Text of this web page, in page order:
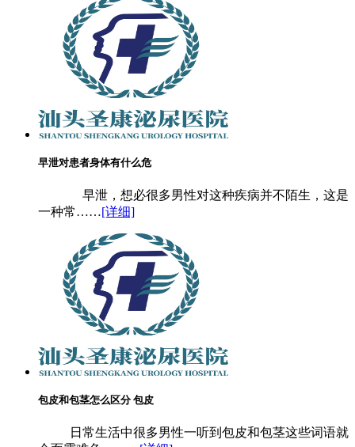
早泄对患者身体有什么危
早泄，想必很多男性对这种疾病并不陌生，这是
一种常……[详细]
包皮和包茎怎么区分 包皮
日常生活中很多男性一听到包皮和包茎这些词语就